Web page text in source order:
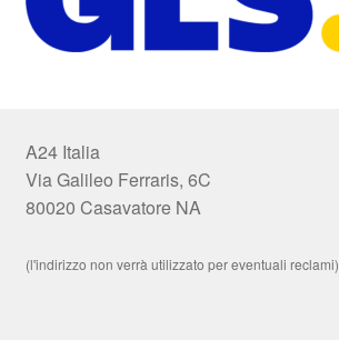
A24 Italia
Via Galileo Ferraris, 6C
80020 Casavatore NA
(l'indirizzo non verrà utilizzato per eventuali reclami)